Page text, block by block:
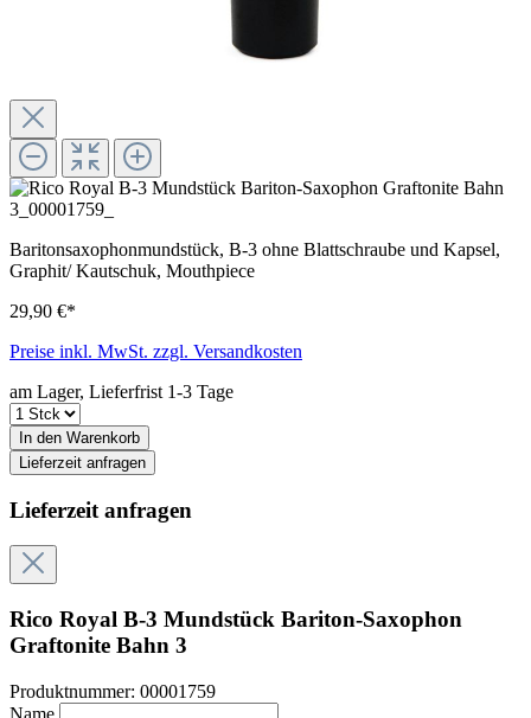
Baritonsaxophonmundstück, B-3 ohne Blattschraube und Kapsel,
Graphit/ Kautschuk, Mouthpiece
29,90 €*
Preise inkl. MwSt. zzgl. Versandkosten
am Lager, Lieferfrist 1-3 Tage
In den Warenkorb
Lieferzeit anfragen
Lieferzeit anfragen
Rico Royal B-3 Mundstück Bariton-Saxophon
Graftonite Bahn 3
Produktnummer: 00001759
Name